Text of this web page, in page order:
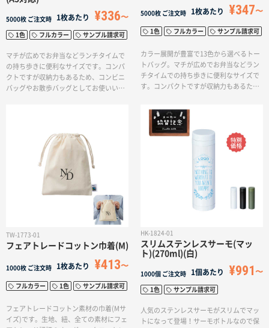
5000枚 ご注文時 1枚あたり ¥336
1色 フルカラー サンプル請求可
マチが広めでお弁当などランチタイムで
の持ち歩きに便利なサイズです。コンパ
クトですが収納力もあるため、コンビニ
バッグやお散歩バッグとしてお使いいた
5000枚 ご注文時 1枚あたり ¥347
1色 フルカラー サンプル請求可
カラー展開が豊富で13色から選べるトー
トバッグ。マチが広めでお弁当などラン
チタイムでの持ち歩きに便利なサイズで
す。コンパクトですが収納力もあるた
からフルカラー印刷まで対応しており、
お好みのデザインでオリジナルトートバ
ッグを作成出来ます。
TW-1773-01
フェアトレードコットン巾着(M)
1000枚 ご注文時 1枚あたり ¥413
フルカラー 1色 サンプル請求可
フェアトレードコットン素材の巾着(Mサ
イズ)です。生地、紐、全ての素材にフェ
HK-1824-01
スリムステンレスサーモ(マッ
ト)(270ml)(白)
1000個 ご注文時 1個あたり ¥991
1色 サンプル請求可
人気のステンレスサーモがスリムでマッ
トになって登場！サーモボトルなので保